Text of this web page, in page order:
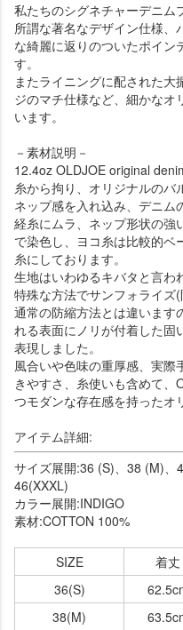
私たちのシグネチャーデニム
所謂な著名なデザイン仕様、
な綺麗に返りのついたポイ
す。
またライニングに配された大
ジのマチ仕様など、細かなオ
います。
－素材説明－
12.4oz OLDJOE original
糸から拘り、オリジナルのバ
ネップ感を入れ込み、デニム
経糸にムラ、ネップ形状の強
で染色し、ヨコ糸は比較的ベ
糸にしております。
生地はいわゆるキバタと言わ
特殊な方法でサンフォライズ
通常の防縮方法とは違います
れる表面にノリが付着した固
表現しました。
風合いや色味の重厚感、実際
きやすさ、糸使いも含めて
つモダンな存在感を持ったオ
アイテム詳細:
サイズ展開:36 (S)、38 (M)、
46(XXXL)
カラー展開:INDIGO
素材:COTTON 100%
SIZE 着丈
36(S)
38(M)